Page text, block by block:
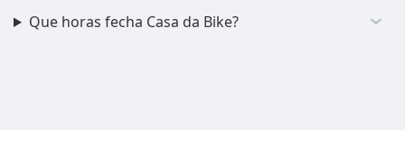
Que horas fecha Casa da Bike?